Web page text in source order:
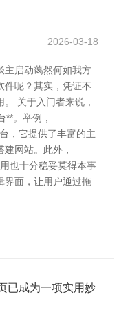
2026-03-18
主启动蔼然何如我方
件呢？其实，凭证不
关于入门者来说，
**。举例，
，它提供了丰富的主
网站。此外，
也十分稳妥莫得本事
界面，让用户通过拖
已成为一项实用妙